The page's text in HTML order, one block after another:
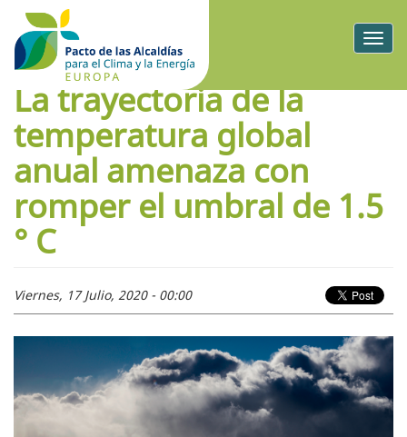
La trayectoria de la
temperatura global
anual amenaza con
romper el umbral de 1.5
° C
Viernes, 17 Julio, 2020 - 00:00